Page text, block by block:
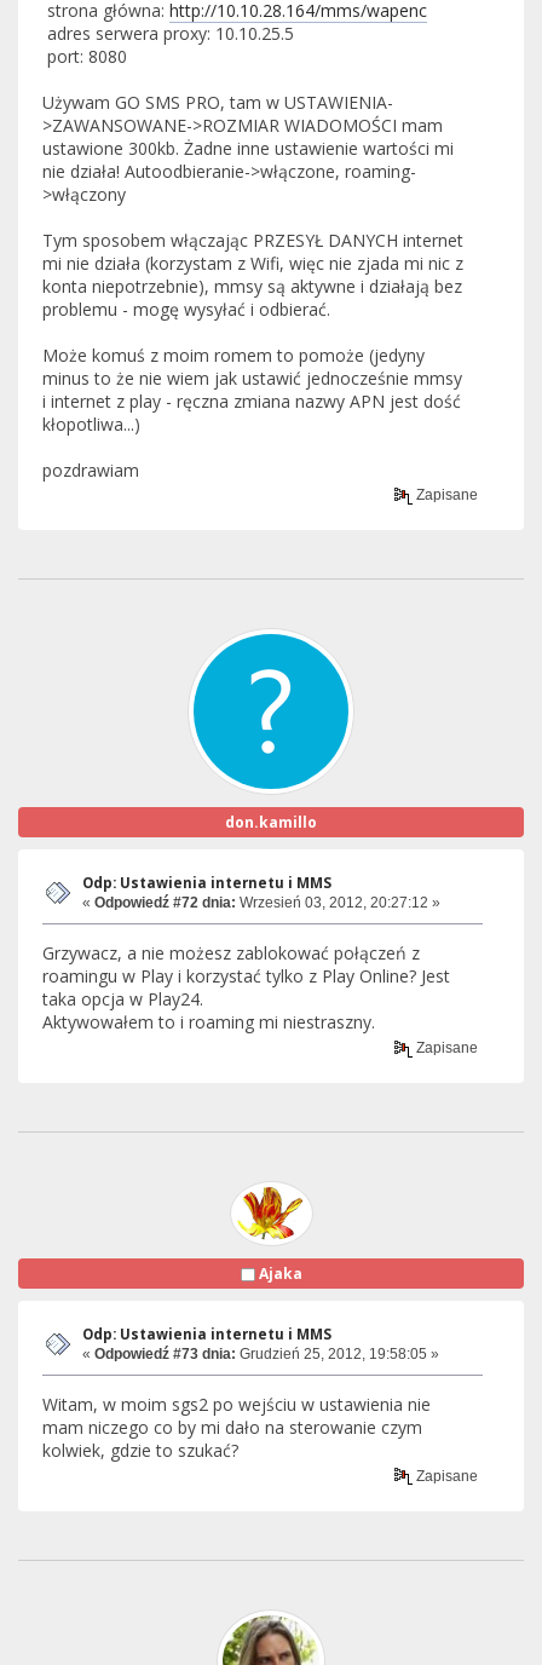
strona główna: http://10.10.28.164/mms/wapenc
adres serwera proxy: 10.10.25.5
port: 8080
Używam GO SMS PRO, tam w USTAWIENIA-
>ZAWANSOWANE->ROZMIAR WIADOMOŚCI mam
ustawione 300kb. Żadne inne ustawienie wartości mi
nie działa! Autoodbieranie->włączone, roaming-
>włączony
Tym sposobem włączając PRZESYŁ DANYCH internet
mi nie działa (korzystam z Wifi, więc nie zjada mi nic z
konta niepotrzebnie), mmsy są aktywne i działają bez
problemu - mogę wysyłać i odbierać.
Może komuś z moim romem to pomoże (jedyny
minus to że nie wiem jak ustawić jednocześnie mmsy
i internet z play - ręczna zmiana nazwy APN jest dość
kłopotliwa...)
pozdrawiam
Zapisane
don.kamillo
Odp: Ustawienia internetu i MMS
« Odpowiedź #72 dnia: Wrzesień 03, 2012, 20:27:12 »
Grzywacz, a nie możesz zablokować połączeń z
roamingu w Play i korzystać tylko z Play Online? Jest
taka opcja w Play24.
Aktywowałem to i roaming mi niestraszny.
Zapisane
Ajaka
Odp: Ustawienia internetu i MMS
« Odpowiedź #73 dnia: Grudzień 25, 2012, 19:58:05 »
Witam, w moim sgs2 po wejściu w ustawienia nie
mam niczego co by mi dało na sterowanie czym
kolwiek, gdzie to szukać?
Zapisane